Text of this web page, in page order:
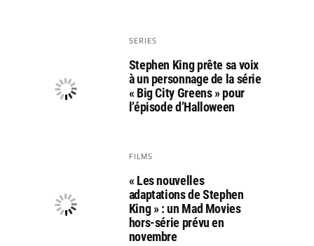
SERIES
Stephen King prête sa voix
à un personnage de la série
« Big City Greens » pour
l’épisode d’Halloween
FILMS
« Les nouvelles
adaptations de Stephen
King » : un Mad Movies
hors-série prévu en
novembre